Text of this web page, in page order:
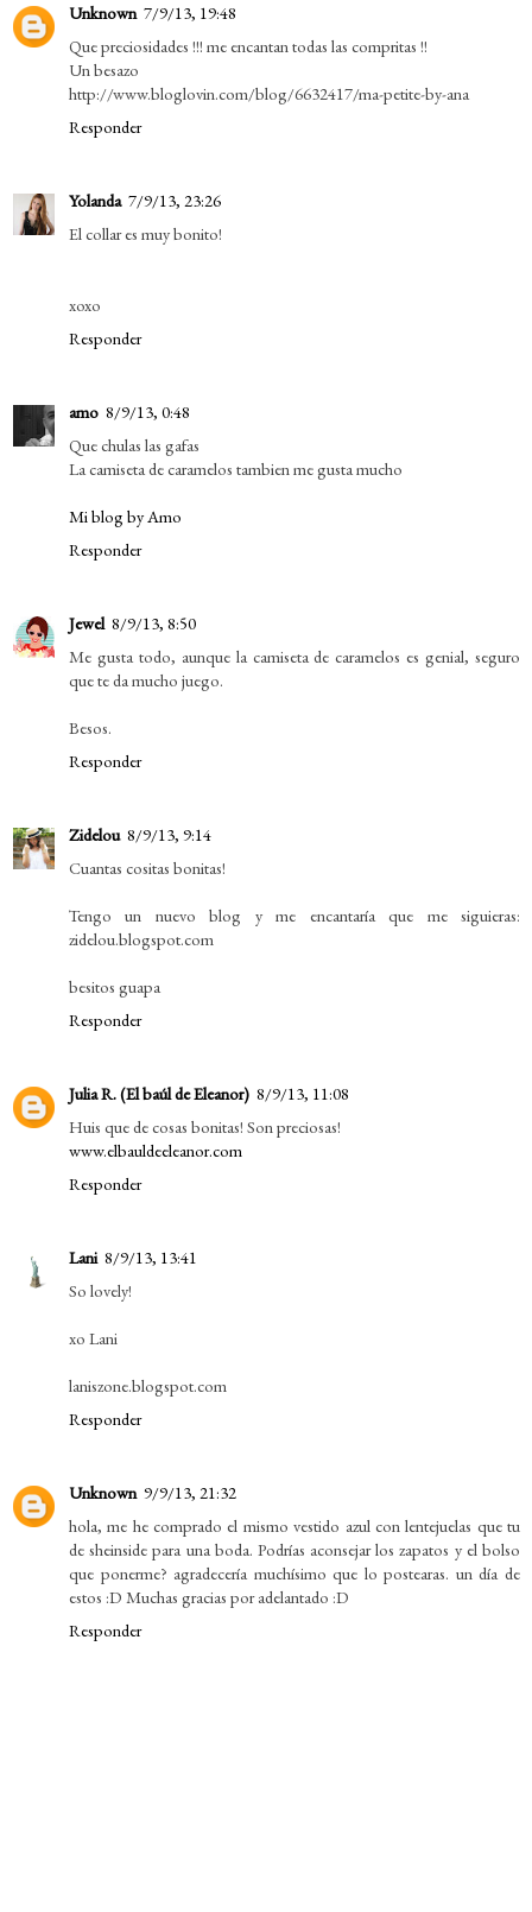
Unknown 7/9/13, 19:48
Que preciosidades !!! me encantan todas las compritas !!
Un besazo
http://www.bloglovin.com/blog/6632417/ma-petite-by-ana
Responder
Yolanda 7/9/13, 23:26
El collar es muy bonito!
xoxo
Responder
amo 8/9/13, 0:48
Que chulas las gafas
La camiseta de caramelos tambien me gusta mucho
Mi blog by Amo
Responder
Jewel 8/9/13, 8:50
Me gusta todo, aunque la camiseta de caramelos es genial, seguro
que te da mucho juego.
Besos.
Responder
Zidelou 8/9/13, 9:14
Cuantas cositas bonitas!
Tengo un nuevo blog y me encantaría que me siguieras:
zidelou.blogspot.com
besitos guapa
Responder
Julia R. (El baúl de Eleanor) 8/9/13, 11:08
Huis que de cosas bonitas! Son preciosas!
www.elbauldeeleanor.com
Responder
Lani 8/9/13, 13:41
So lovely!
xo Lani
laniszone.blogspot.com
Responder
Unknown 9/9/13, 21:32
hola, me he comprado el mismo vestido azul con lentejuelas que tu
de sheinside para una boda. Podrías aconsejar los zapatos y el bolso
que ponerme? agradecería muchísimo que lo postearas. un día de
estos :D Muchas gracias por adelantado :D
Responder